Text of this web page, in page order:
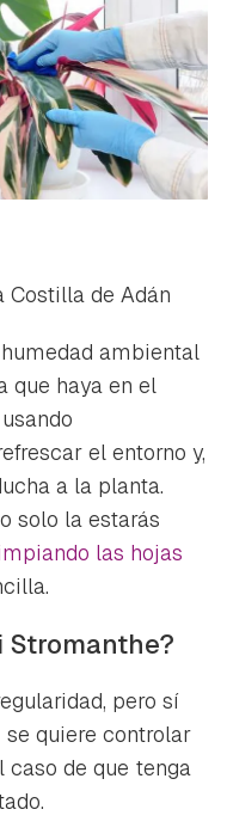
Costilla de Adán
ambiental
que haya en el
el entorno y,
a la planta.
solo la estarás
las hojas
Stromanthe?
pero sí
quiere controlar
de que tenga